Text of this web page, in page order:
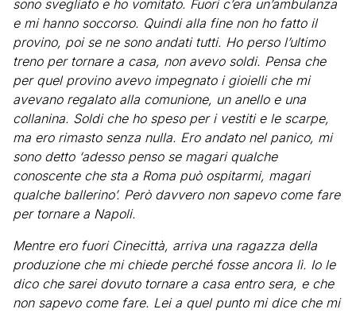
sono svegliato e ho vomitato. Fuori c’era un’ambulanza
e mi hanno soccorso. Quindi alla fine non ho fatto il
provino, poi se ne sono andati tutti. Ho perso l’ultimo
treno per tornare a casa, non avevo soldi. Pensa che
per quel provino avevo impegnato i gioielli che mi
avevano regalato alla comunione, un anello e una
collanina. Soldi che ho speso per i vestiti e le scarpe,
ma ero rimasto senza nulla. Ero andato nel panico, mi
sono detto ‘adesso penso se magari qualche
conoscente che sta a Roma può ospitarmi, magari
qualche ballerino’. Però davvero non sapevo come fare
per tornare a Napoli.
Mentre ero fuori Cinecittà, arriva una ragazza della
produzione che mi chiede perché fosse ancora lì. Io le
dico che sarei dovuto tornare a casa entro sera, e che
non sapevo come fare. Lei a quel punto mi dice che mi